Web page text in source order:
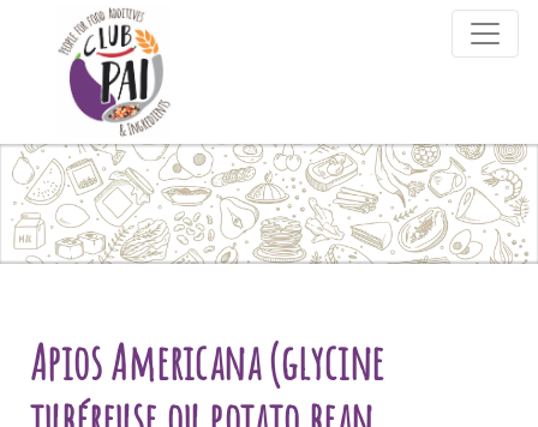
Skip to content
Apios Americana (glycine